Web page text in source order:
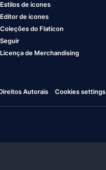
Estilos de ícones
Editor de ícones
Coleções do Flaticon
Seguir
Licença de Merchandising
Autorais Cookies settings